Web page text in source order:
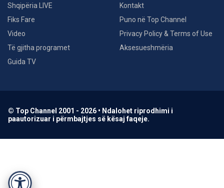
Shqipëria LIVE
Fiks Fare
Video
Të gjitha programet
Guida TV
Kontakt
Puno në Top Channel
Privacy Policy & Terms of Use
Aksesueshmëria
© Top Channel 2001 - 2026 • Ndalohet riprodhimi i
paautorizuar i përmbajtjes së kësaj faqeje.